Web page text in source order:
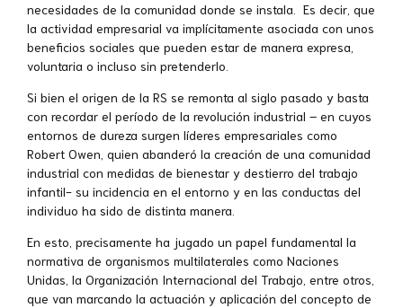
necesidades de la comunidad donde se instala. Es decir, que
la actividad empresarial va implícitamente asociada con unos
beneficios sociales que pueden estar de manera expresa,
voluntaria o incluso sin pretenderlo.
Si bien el origen de la RS se remonta al siglo pasado y basta
con recordar el período de la revolución industrial – en cuyos
entornos de dureza surgen líderes empresariales como
Robert Owen, quien abanderó la creación de una comunidad
industrial con medidas de bienestar y destierro del trabajo
infantil- su incidencia en el entorno y en las conductas del
individuo ha sido de distinta manera.
En esto, precisamente ha jugado un papel fundamental la
normativa de organismos multilaterales como Naciones
Unidas, la Organización Internacional del Trabajo, entre otros,
que van marcando la actuación y aplicación del concepto de